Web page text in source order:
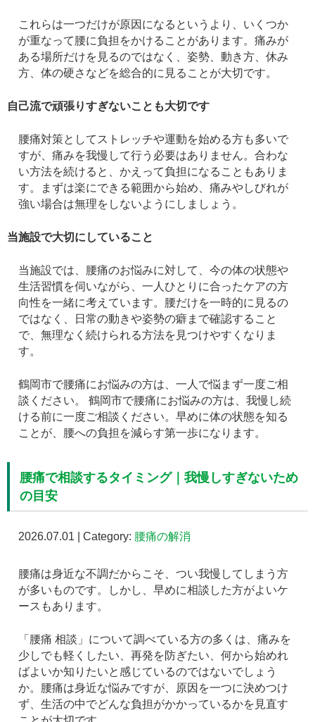
これらは一つだけが原因になるというより、いくつか
が重なって腰に負担をかけることがあります。痛みが
ある場所だけを見るのではなく、姿勢、動き方、休み
方、体の硬さなどを総合的に見ることが大切です。
自己流で頑張りすぎないことも大切です
腰痛対策としてストレッチや運動を始める方も多いで
すが、痛みを我慢して行う必要はありません。合わな
い方法を続けると、かえって負担になることもありま
す。まずは楽にできる範囲から始め、痛みやしびれが
強い場合は無理をしないようにしましょう。
当施設で大切にしていること
当施設では、腰痛のお悩みに対して、今の体の状態や
生活習慣を伺いながら、一人ひとりに合ったケアの方
向性を一緒に考えています。腰だけを一時的に見るの
ではなく、日常の動きや姿勢の癖まで確認すること
で、無理なく続けられる方法を見つけやすくなりま
す。
鶴岡市で腰痛にお悩みの方は、一人で悩まず一度ご相
談ください。 鶴岡市で腰痛にお悩みの方は、我慢し続
ける前に一度ご相談ください。早めに体の状態を知る
ことが、腰への負担を減らす第一歩になります。
腰痛で相談するタイミング｜我慢しすぎないため
の目安
2026.07.01 | Category: 腰痛の解消
腰痛は身近な不調だからこそ、つい我慢してしまう方
が多いものです。しかし、早めに相談した方がよいケ
ースもあります。
「腰痛 相談」について調べている方の多くは、痛みを
少しでも軽くしたい、再発を防ぎたい、何から始めれ
ばよいか知りたいと感じているのではないでしょう
か。腰痛は身近な悩みですが、原因を一つに決めつけ
ず、生活の中でどんな負担がかかっているかを見直す